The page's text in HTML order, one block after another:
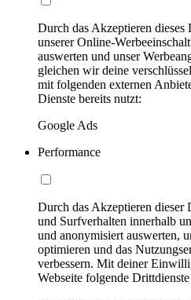
Durch das Akzeptieren
unserer Online-
auswerten und unser
gleichen wir deine
mit folgenden externen
Dienste bereits nutzt:
Google Ads
Performance
Durch das Akzeptieren
und Surfverhalten innerhalb
und anonymisiert auswerten,
optimieren und das
verbessern. Mit deiner
Webseite folgende